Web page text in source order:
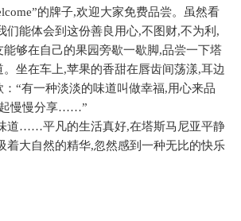
”的牌子,欢迎大家免费品尝。虽然看
们能体会到这份善良用心,不图财,不为利 ,
能够在自己的果园旁歇一歇脚,品尝一下塔
。坐在车上,苹果的香甜在唇齿间荡漾,耳边
“有一种淡淡的味道叫做幸福,用心来品
慢慢分享……”
道……平凡的生活真好,在塔斯马尼亚平静
着大自然的精华,忽然感到一种无比的快乐